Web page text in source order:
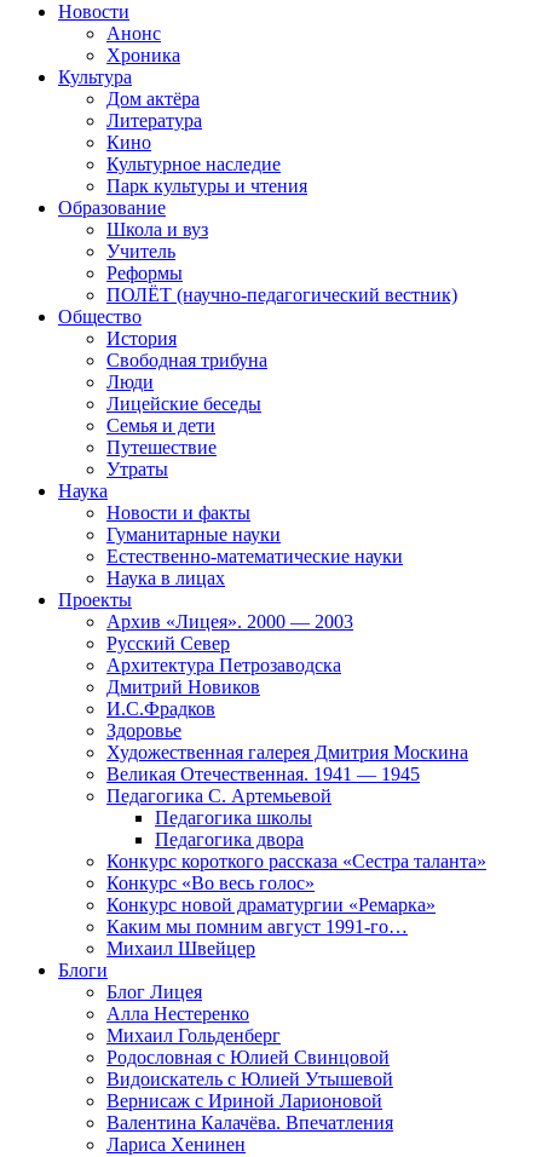
Новости
Анонс
Хроника
Культура
Дом актёра
Литература
Кино
Культурное наследие
Парк культуры и чтения
Образование
Школа и вуз
Учитель
Реформы
ПОЛЁТ (научно-педагогический вестник)
Общество
История
Свободная трибуна
Люди
Лицейские беседы
Семья и дети
Путешествие
Утраты
Наука
Новости и факты
Гуманитарные науки
Естественно-математические науки
Наука в лицах
Проекты
Архив «Лицея». 2000 — 2003
Русский Север
Архитектура Петрозаводска
Дмитрий Новиков
И.С.Фрадков
Здоровье
Художественная галерея Дмитрия Москина
Великая Отечественная. 1941 — 1945
Педагогика С. Артемьевой
Педагогика школы
Педагогика двора
Конкурс короткого рассказа «Сестра таланта»
Конкурс «Во весь голос»
Конкурс новой драматургии «Ремарка»
Каким мы помним август 1991-го…
Михаил Швейцер
Блоги
Блог Лицея
Алла Нестеренко
Михаил Гольденберг
Родословная с Юлией Свинцовой
Видоискатель с Юлией Утышевой
Вернисаж с Ириной Ларионовой
Валентина Калачёва. Впечатления
Лариса Хенинен